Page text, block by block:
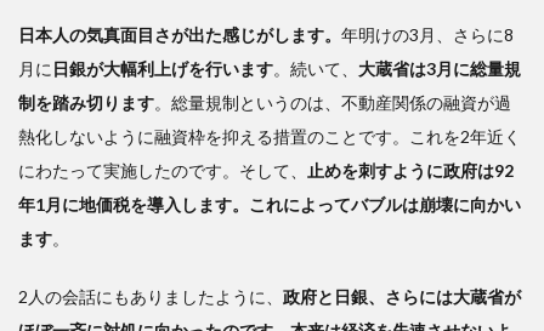
日本人の気真面目さが出た感じがします。 年明けの3月、さらに8
月に 日銀が大幅利上げを行います。続いて、 大蔵省は3月に総量規
制を踏み切ります。総量規制というのは、不動産関係の融資が過
熱化しないように融資枠を抑える措置のことです。これを2年近く
にわたって実施したのです。そして、
止めを刺すように政府は92
年1月に地価税を導入します。これによってバブルは崩壊に向かい
ます。
2人の会話にもありましたように、 政府と日銀、さらには大蔵省が